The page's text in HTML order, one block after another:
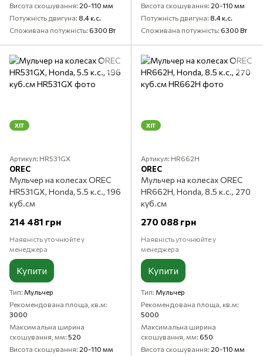
Висота скошування 20-110 мм
Потужність двигуна 8.4 к.с.
Споживана потужність 6300 Вт
Висота скошування 20-110 мм
Потужність двигуна 8.4 к.с.
Споживана потужність 6300 Вт
ХІТ
Артикул: HR531GX
OREC
Мульчер на колесах OREC
HR531GX, Honda, 5.5 к.с., 196
куб.см
214 481 грн
Наявність уточнюйте у
менеджера
Купити
Тип Мульчер
Рекомендована площа, кв.м
3000
Максимальна ширина
скошування, мм 520
Висота скошування 20-110 мм
ХІТ
Артикул: HR662H
OREC
Мульчер на колесах OREC
HR662H, Honda, 8.5 к.с., 270
куб.см
270 088 грн
Наявність уточнюйте у
менеджера
Купити
Тип Мульчер
Рекомендована площа, кв.м
5000
Максимальна ширина
скошування, мм 650
Висота скошування 20-110 мм